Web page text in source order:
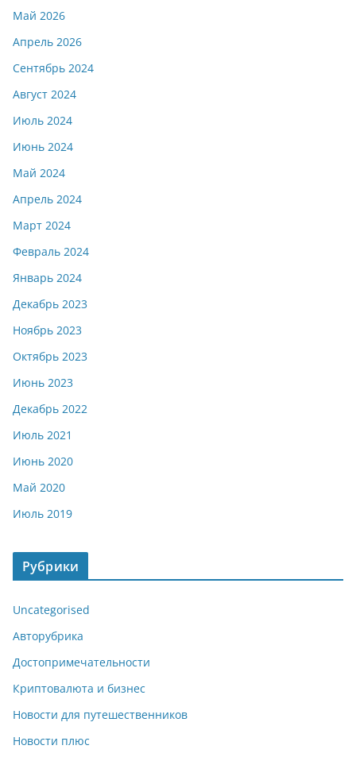
Май 2026
Апрель 2026
Сентябрь 2024
Август 2024
Июль 2024
Июнь 2024
Май 2024
Апрель 2024
Март 2024
Февраль 2024
Январь 2024
Декабрь 2023
Ноябрь 2023
Октябрь 2023
Июнь 2023
Декабрь 2022
Июль 2021
Июнь 2020
Май 2020
Июль 2019
Рубрики
Uncategorised
Авторубрика
Достопримечательности
Криптовалюта и бизнес
Новости для путешественников
Новости плюс